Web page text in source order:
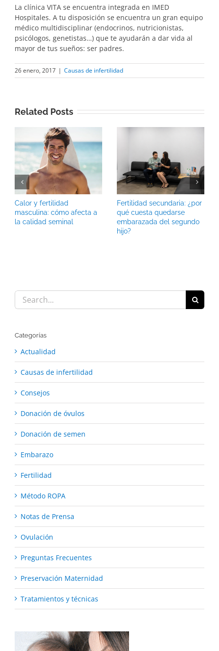
La clínica VITA se encuentra integrada en IMED
Hospitales. A tu disposición se encuentra un gran equipo
médico multidisciplinar (endocrinos, nutricionistas,
psicólogos, genetistas…) que te ayudarán a dar vida al
mayor de tus sueños: ser padres.
26 enero, 2017 | Causas de infertilidad
Related Posts
Calor y fertilidad
masculina: cómo afecta a
la calidad seminal
Fertilidad secundaria: ¿por
qué cuesta quedarse
embarazada del segundo
hijo?
Search
for:
Categorías
Actualidad
Causas de infertilidad
Consejos
Donación de óvulos
Donación de semen
Embarazo
Fertilidad
Método ROPA
Notas de Prensa
Ovulación
Preguntas Frecuentes
Preservación Maternidad
Tratamientos y técnicas